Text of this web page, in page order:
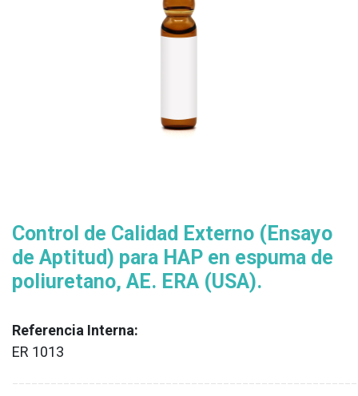
Control de Calidad Externo (Ensayo
de Aptitud) para HAP en espuma de
poliuretano, AE. ERA (USA).
Referencia Interna:
ER 1013